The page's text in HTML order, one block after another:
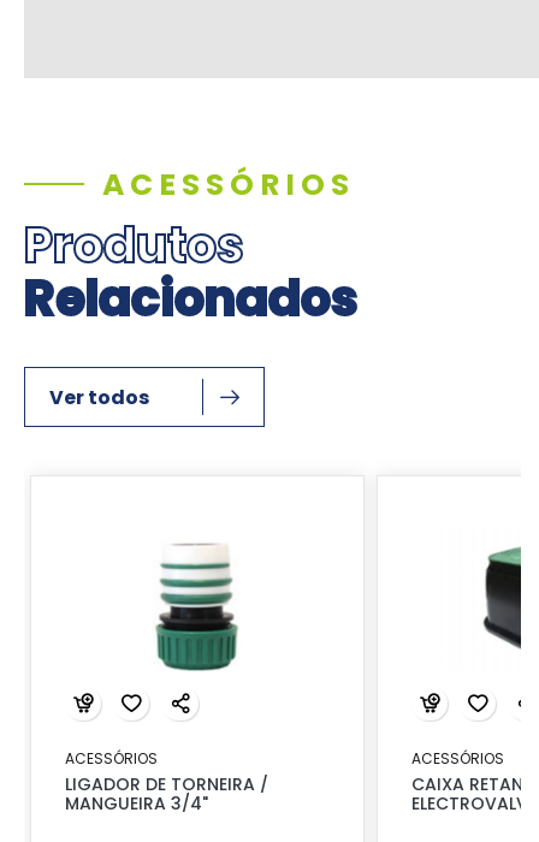
ACESSÓRIOS
Produtos
Relacionados
Ver todos
ACESSÓRIOS
LIGADOR DE TORNEIRA /
MANGUEIRA 3/4"
ACESSÓRIOS
CAIXA